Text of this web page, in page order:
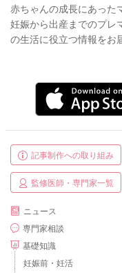
赤ちゃんの成長にあった
妊娠から出産までのプレ
の生活に役立つ情報をお
記事制作への取り組み
監修医師・専門家一覧
ニュース
専門家相談
基礎知識
妊娠前・妊活